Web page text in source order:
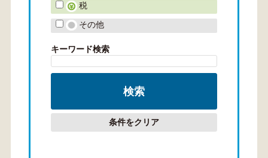
税
その他
キーワード検索
条件をクリア